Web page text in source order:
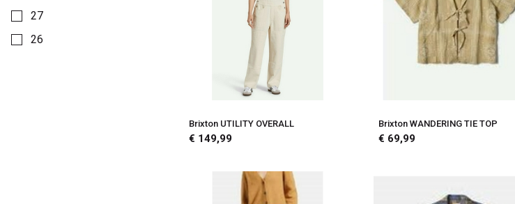
27
26
Brixton UTILITY OVERALL
€ 149,99
Brixton WANDERING TIE TOP
€ 69,99